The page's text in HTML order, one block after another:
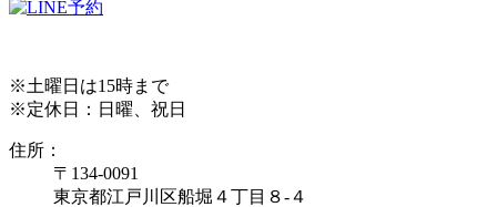
※土曜日は15時まで
※定休日：日曜、祝日
住所：
〒134-0091
東京都江戸川区船堀４丁目８-４